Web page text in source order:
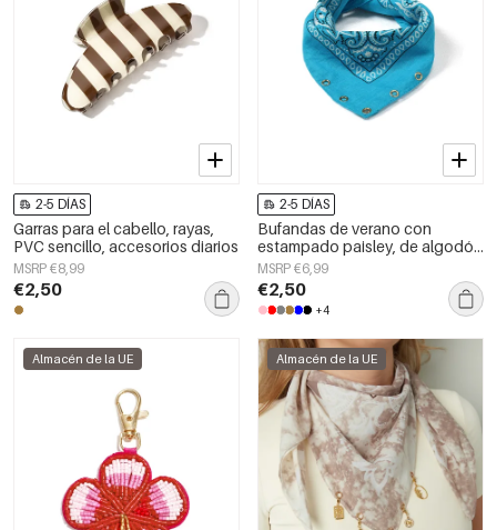
2-5 DÍAS
Garras para el cabello, rayas,
PVC sencillo, accesorios diarios
MSRP €8,99
€2,50
2-5 DÍAS
Bufandas de verano con
estampado paisley, de algodón
clásico, accesorios para el día a
día.
MSRP €6,99
€2,50
+4
Almacén de la UE Almacén de la UE